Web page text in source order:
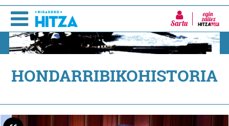
Sartu
HONDARRIBIKOHISTORIA